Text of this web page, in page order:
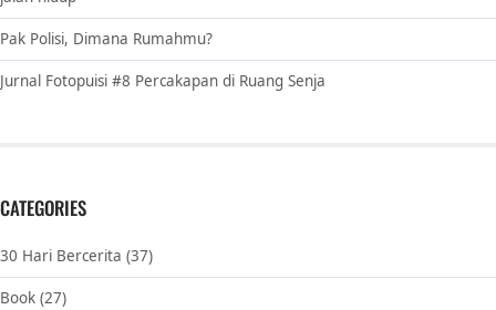
Pak Polisi, Dimana Rumahmu?
Jurnal Fotopuisi #8 Percakapan di Ruang Senja
CATEGORIES
30 Hari Bercerita (37)
Book (27)